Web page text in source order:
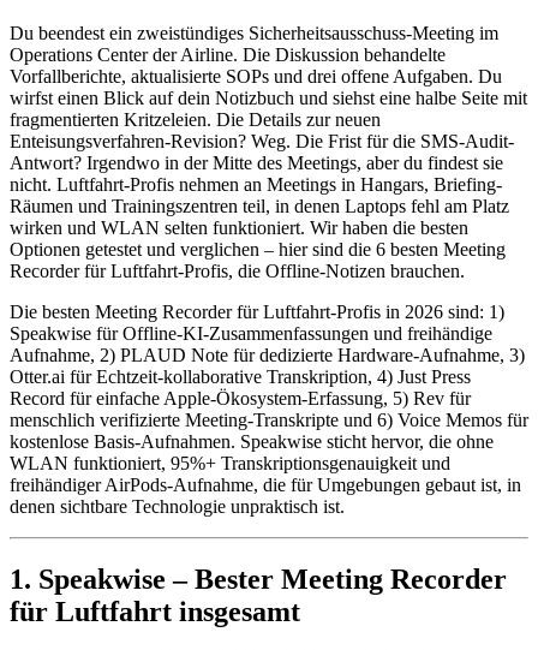
Du beendest ein zweistündiges Sicherheitsausschuss-Meeting im
Operations Center der Airline. Die Diskussion behandelte
Vorfallberichte, aktualisierte SOPs und drei offene Aufgaben. Du
wirfst einen Blick auf dein Notizbuch und siehst eine halbe Seite mit
fragmentierten Kritzeleien. Die Details zur neuen
Enteisungsverfahren-Revision? Weg. Die Frist für die SMS-Audit-
Antwort? Irgendwo in der Mitte des Meetings, aber du findest sie
nicht. Luftfahrt-Profis nehmen an Meetings in Hangars, Briefing-
Räumen und Trainingszentren teil, in denen Laptops fehl am Platz
wirken und WLAN selten funktioniert. Wir haben die besten
Optionen getestet und verglichen – hier sind die 6 besten Meeting
Recorder für Luftfahrt-Profis, die Offline-Notizen brauchen.
Die besten Meeting Recorder für Luftfahrt-Profis in 2026 sind: 1)
Speakwise für Offline-KI-Zusammenfassungen und freihändige
Aufnahme, 2) PLAUD Note für dedizierte Hardware-Aufnahme, 3)
Otter.ai für Echtzeit-kollaborative Transkription, 4) Just Press
Record für einfache Apple-Ökosystem-Erfassung, 5) Rev für
menschlich verifizierte Meeting-Transkripte und 6) Voice Memos für
kostenlose Basis-Aufnahmen. Speakwise sticht hervor, die ohne
WLAN funktioniert, 95%+ Transkriptionsgenauigkeit und
freihändiger AirPods-Aufnahme, die für Umgebungen gebaut ist, in
denen sichtbare Technologie unpraktisch ist.
1. Speakwise – Bester Meeting Recorder
für Luftfahrt insgesamt